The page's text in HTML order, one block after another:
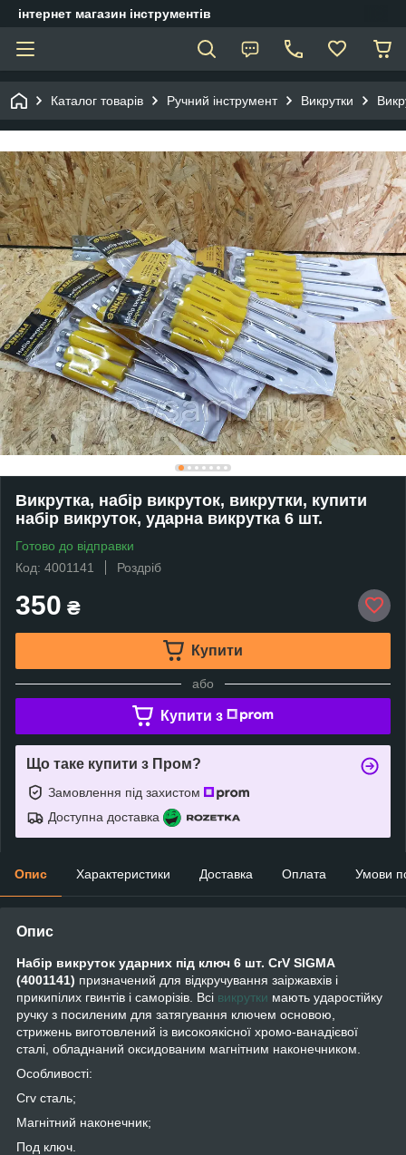
інтернет магазин інструментів
Каталог товарів Ручний інструмент Викрутки
Викрутка, набір викруток, викрутки, купити
набір викруток, ударна викрутка 6 шт.
Готово до відправки
Код: 4001141
Роздріб
350 ₴
Купити
або
Купити з
Що таке купити з Пром?
Замовлення під захистом
Доступна доставка
Опис Характеристики Доставка Оплата Умови
Опис
Набір викруток ударних під ключ 6 шт. CrV SIGMA
(4001141) призначений для відкручування заіржавхів і
прикипілих гвинтів і саморізів. Всі викрутки мають ударостійку
ручку з посиленим для затягування ключем основою,
стрижень виготовлений із високоякісної хромо-ванадієвої
сталі, обладнаний оксидованим магнітним наконечником.
Особливості:
Crv сталь;
Магнітний наконечник;
Под ключ.